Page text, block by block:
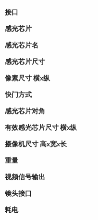
接口
感光芯片
感光芯片名
感光芯片尺寸
像素尺寸 横x纵
快门方式
感光芯片对角
有效感光芯片尺寸 横x纵
摄像机尺寸 高x宽x长
重量
视频信号输出
镜头接口
耗电